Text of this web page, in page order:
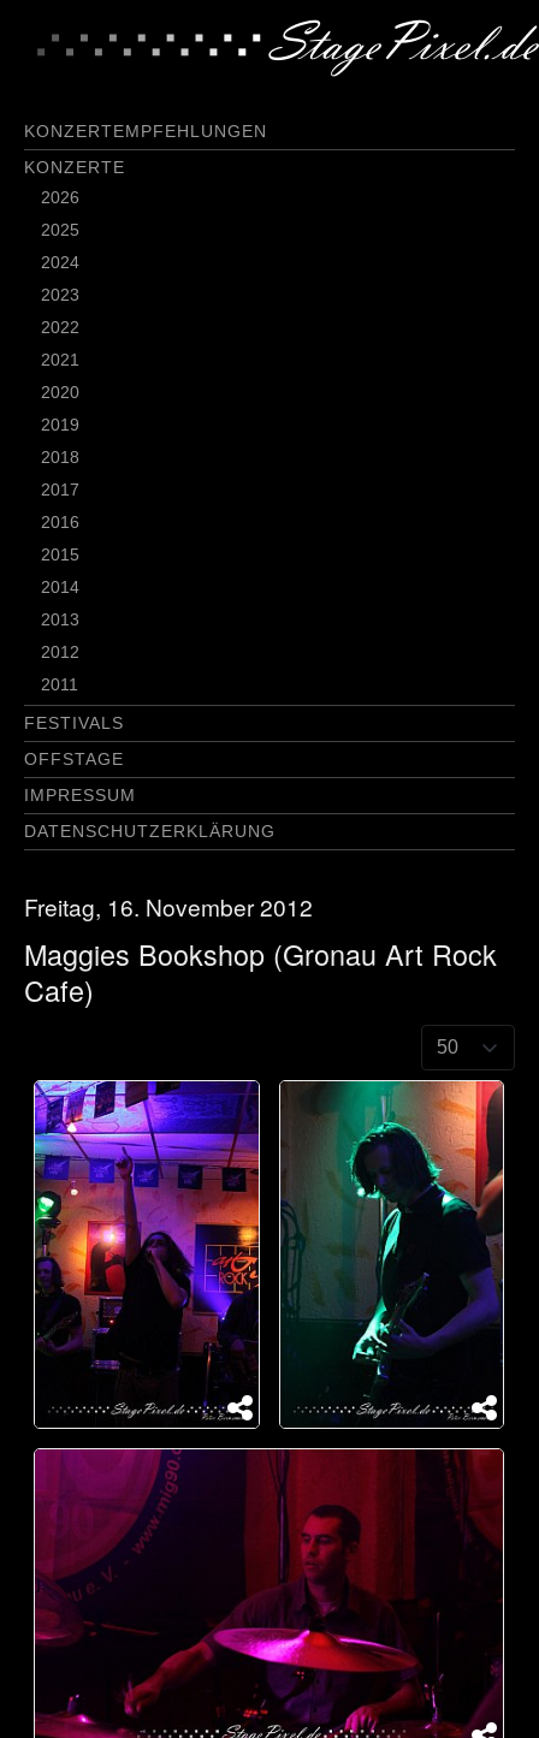
KONZERTEMPFEHLUNGEN
KONZERTE
2026
2025
2024
2023
2022
2021
2020
2019
2018
2017
2016
2015
2014
2013
2012
2011
FESTIVALS
OFFSTAGE
IMPRESSUM
DATENSCHUTZERKLÄRUNG
Freitag, 16. November 2012
Maggies Bookshop (Gronau Art Rock
Cafe)